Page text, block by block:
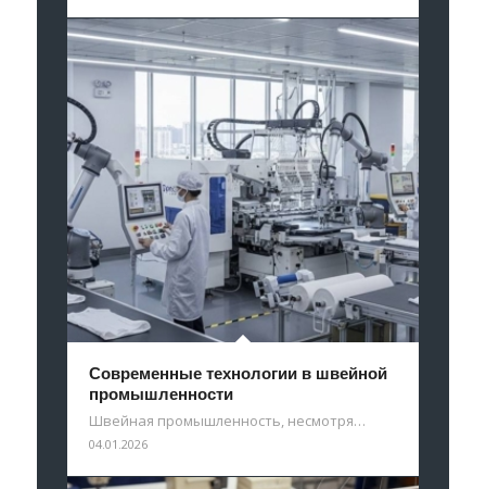
Современные технологии в швейной
промышленности
Швейная промышленность, несмотря…
04.01.2026